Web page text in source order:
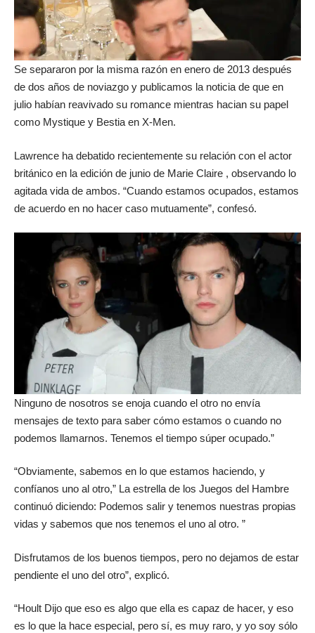
Se separaron por la misma razón en enero de 2013 después
de dos años de noviazgo y publicamos la noticia de que en
julio habían reavivado su romance mientras hacian su papel
como Mystique y Bestia en X-Men.
Lawrence ha debatido recientemente su relación con el actor
británico en la edición de junio de Marie Claire , observando lo
agitada vida de ambos. “Cuando estamos ocupados, estamos
de acuerdo en no hacer caso mutuamente”, confesó.
Ninguno de nosotros se enoja cuando el otro no envía
mensajes de texto para saber cómo estamos o cuando no
podemos llamarnos. Tenemos el tiempo súper ocupado.”
“Obviamente, sabemos en lo que estamos haciendo, y
confíanos uno al otro,” La estrella de los Juegos del Hambre
continuó diciendo: Podemos salir y tenemos nuestras propias
vidas y sabemos que nos tenemos el uno al otro. ”
Disfrutamos de los buenos tiempos, pero no dejamos de estar
pendiente el uno del otro”, explicó.
“Hoult Dijo que eso es algo que ella es capaz de hacer, y eso
es lo que la hace especial, pero sí, es muy raro, y yo soy sólo